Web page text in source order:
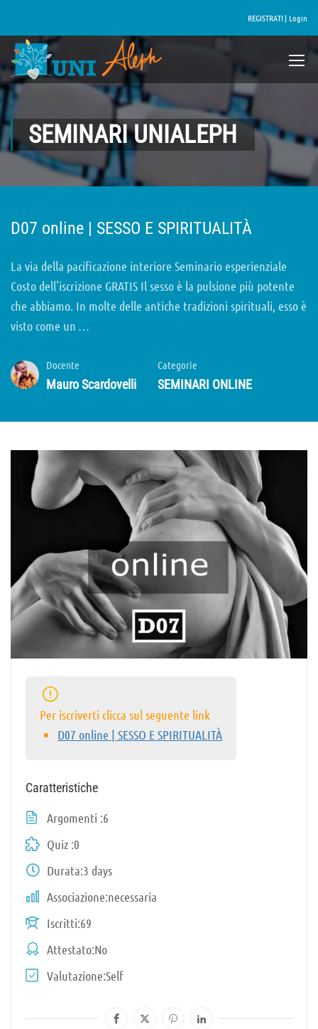
REGISTRATI | Login
SEMINARI UNIALEPH
D07 online | SESSO E SPIRITUALITÀ
La via della pacificazione interiore Seminario esperienziale
Costo dell’iscrizione GRATIS Il sesso è la pulsione più potente
che abbiamo. In molte delle antiche tradizioni spirituali, esso è
visto come un …
Docente
Mauro Scardovelli
Categorie
SEMINARI ONLINE
Per iscriverti clicca sul seguente link
D07 online | SESSO E SPIRITUALITÀ
Caratteristiche
Argomenti 6
Quiz 0
Durata 3 days
Associazione necessaria
Iscritti 69
Attestato No
Valutazione Self